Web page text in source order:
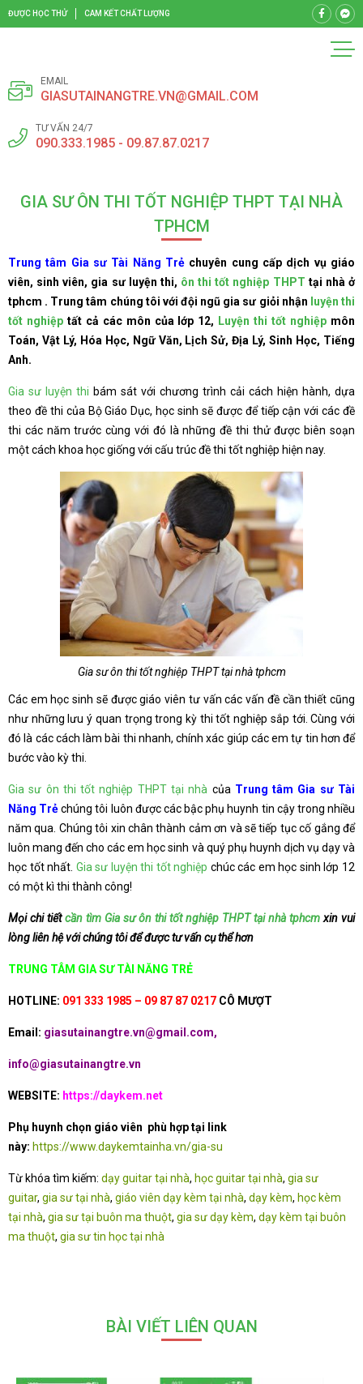
ĐƯỢC HỌC THỬ CAM KẾT CHẤT LƯỢNG
EMAIL
GIASUTAINANGTRE.VN@GMAIL.COM
TƯ VẤN 24/7
090.333.1985 - 09.87.87.0217
GIA SƯ ÔN THI TỐT NGHIỆP THPT TẠI NHÀ
TPHCM
Trung tâm Gia sư Tài Năng Trẻ chuyên cung cấp dịch vụ giáo
viên, sinh viên, gia sư luyện thi, ôn thi tốt nghiệp THPT tại nhà ở
tphcm . Trung tâm chúng tôi với đội ngũ gia sư giỏi nhận luyện thi
tốt nghiệptất cả các môn của lớp 12, Luyện thi tốt nghiệp môn
Toán, Vật Lý, Hóa Học, Ngữ Văn, Lịch Sử, Địa Lý, Sinh Học, Tiếng
Anh.
Gia sư luyện thi bám sát với chương trình cải cách hiện hành, dựa
theo đề thi của Bộ Giáo Dục, học sinh sẽ được để tiếp cận với các đề
thi các năm trước cùng với đó là những đề thi thử được biên soạn
một cách khoa học giống với cấu trúc đề thi tốt nghiệp hiện nay.
Gia sư ôn thi tốt nghiệp THPT tại nhà tphcm
Các em học sinh sẽ được giáo viên tư vấn các vấn đề cần thiết cũng
như những lưu ý quan trọng trong kỳ thi tốt nghiệp sắp tới. Cùng với
đó là các cách làm bài thi nhanh, chính xác giúp các em tự tin hơn để
bước vào kỳ thi.
Gia sư ôn thi tốt nghiệp THPT tại nhà của Trung tâm Gia sư Tài
Năng Trẻchúng tôi luôn được các bậc phụ huynh tin cậy trong nhiều
năm qua. Chúng tôi xin chân thành cảm ơn và sẽ tiếp tục cố gắng để
luôn mang đến cho các em học sinh và quý phụ huynh dịch vụ dạy và
học tốt nhất. Gia sư luyện thi tốt nghiệp chúc các em học sinh lớp 12
có một kì thi thành công!
Mọi chi tiếtcần tìm Gia sư ôn thi tốt nghiệp THPT tại nhà tphcm xin vui
lòng liên hệ với chúng tôi để được tư vấn cụ thể hơn
TRUNG TÂM GIA SƯ TÀI NĂNG TRẺ
HOTLINE: 091 333 1985 – 09 87 87 0217 CÔ MƯỢT
Email: giasutainangtre.vn@gmail.com,
info@giasutainangtre.vn
WEBSITE: https://daykem.net
Phụ huynh chọn giáo viên phù hợp tại link
này: https://www.daykemtainha.vn/gia-su
Từ khóa tìm kiếm: dạy guitar tại nhà, học guitar tại nhà, gia sư
guitar, gia sư tại nhà, giáo viên dạy kèm tại nhà, dạy kèm, học kèm
tại nhà, gia sư tại buôn ma thuột, gia sư dạy kèm, dạy kèm tại buôn
ma thuột, gia sư tin học tại nhà
BÀI VIẾT LIÊN QUAN